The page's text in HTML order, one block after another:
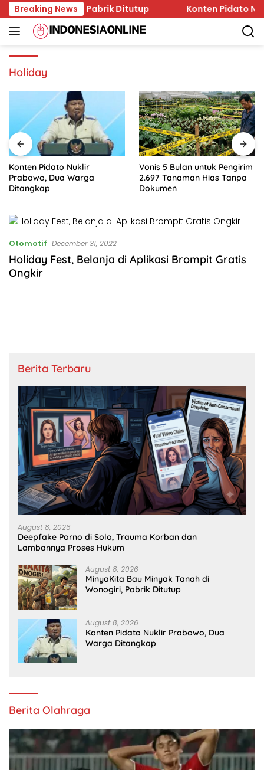
Skip
to
content
Breaking News
di Wonogiri, Pabrik Ditutup Konten Pidato Nuklir
Holiday
Konten Pidato Nuklir
Prabowo, Dua Warga
Ditangkap
Vonis 5 Bulan untuk Pengirim
2.697 Tanaman Hias Tanpa
Dokumen
Otomotif December 31, 2022
Holiday Fest, Belanja di Aplikasi Brompit Gratis
Ongkir
Berita Terbaru
August 8, 2026
Deepfake Porno di Solo, Trauma Korban dan
Lambannya Proses Hukum
August 8, 2026
MinyaKita Bau Minyak Tanah di
Wonogiri, Pabrik Ditutup
August 8, 2026
Konten Pidato Nuklir Prabowo, Dua
Warga Ditangkap
Berita Olahraga